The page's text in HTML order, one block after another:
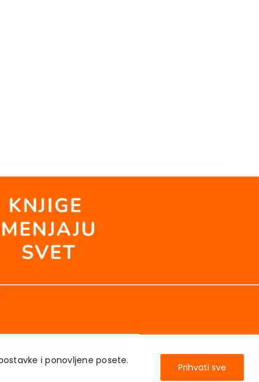
i ponovljene posete.
Prihvati sve